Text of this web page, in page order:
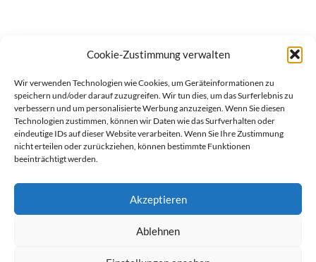
Cookie-Zustimmung verwalten
Wir verwenden Technologien wie Cookies, um Geräteinformationen zu
speichern und/oder darauf zuzugreifen. Wir tun dies, um das Surferlebnis zu
verbessern und um personalisierte Werbung anzuzeigen. Wenn Sie diesen
Technologien zustimmen, können wir Daten wie das Surfverhalten oder
eindeutige IDs auf dieser Website verarbeiten. Wenn Sie Ihre Zustimmung
nicht erteilen oder zurückziehen, können bestimmte Funktionen
beeinträchtigt werden.
Akzeptieren
Ablehnen